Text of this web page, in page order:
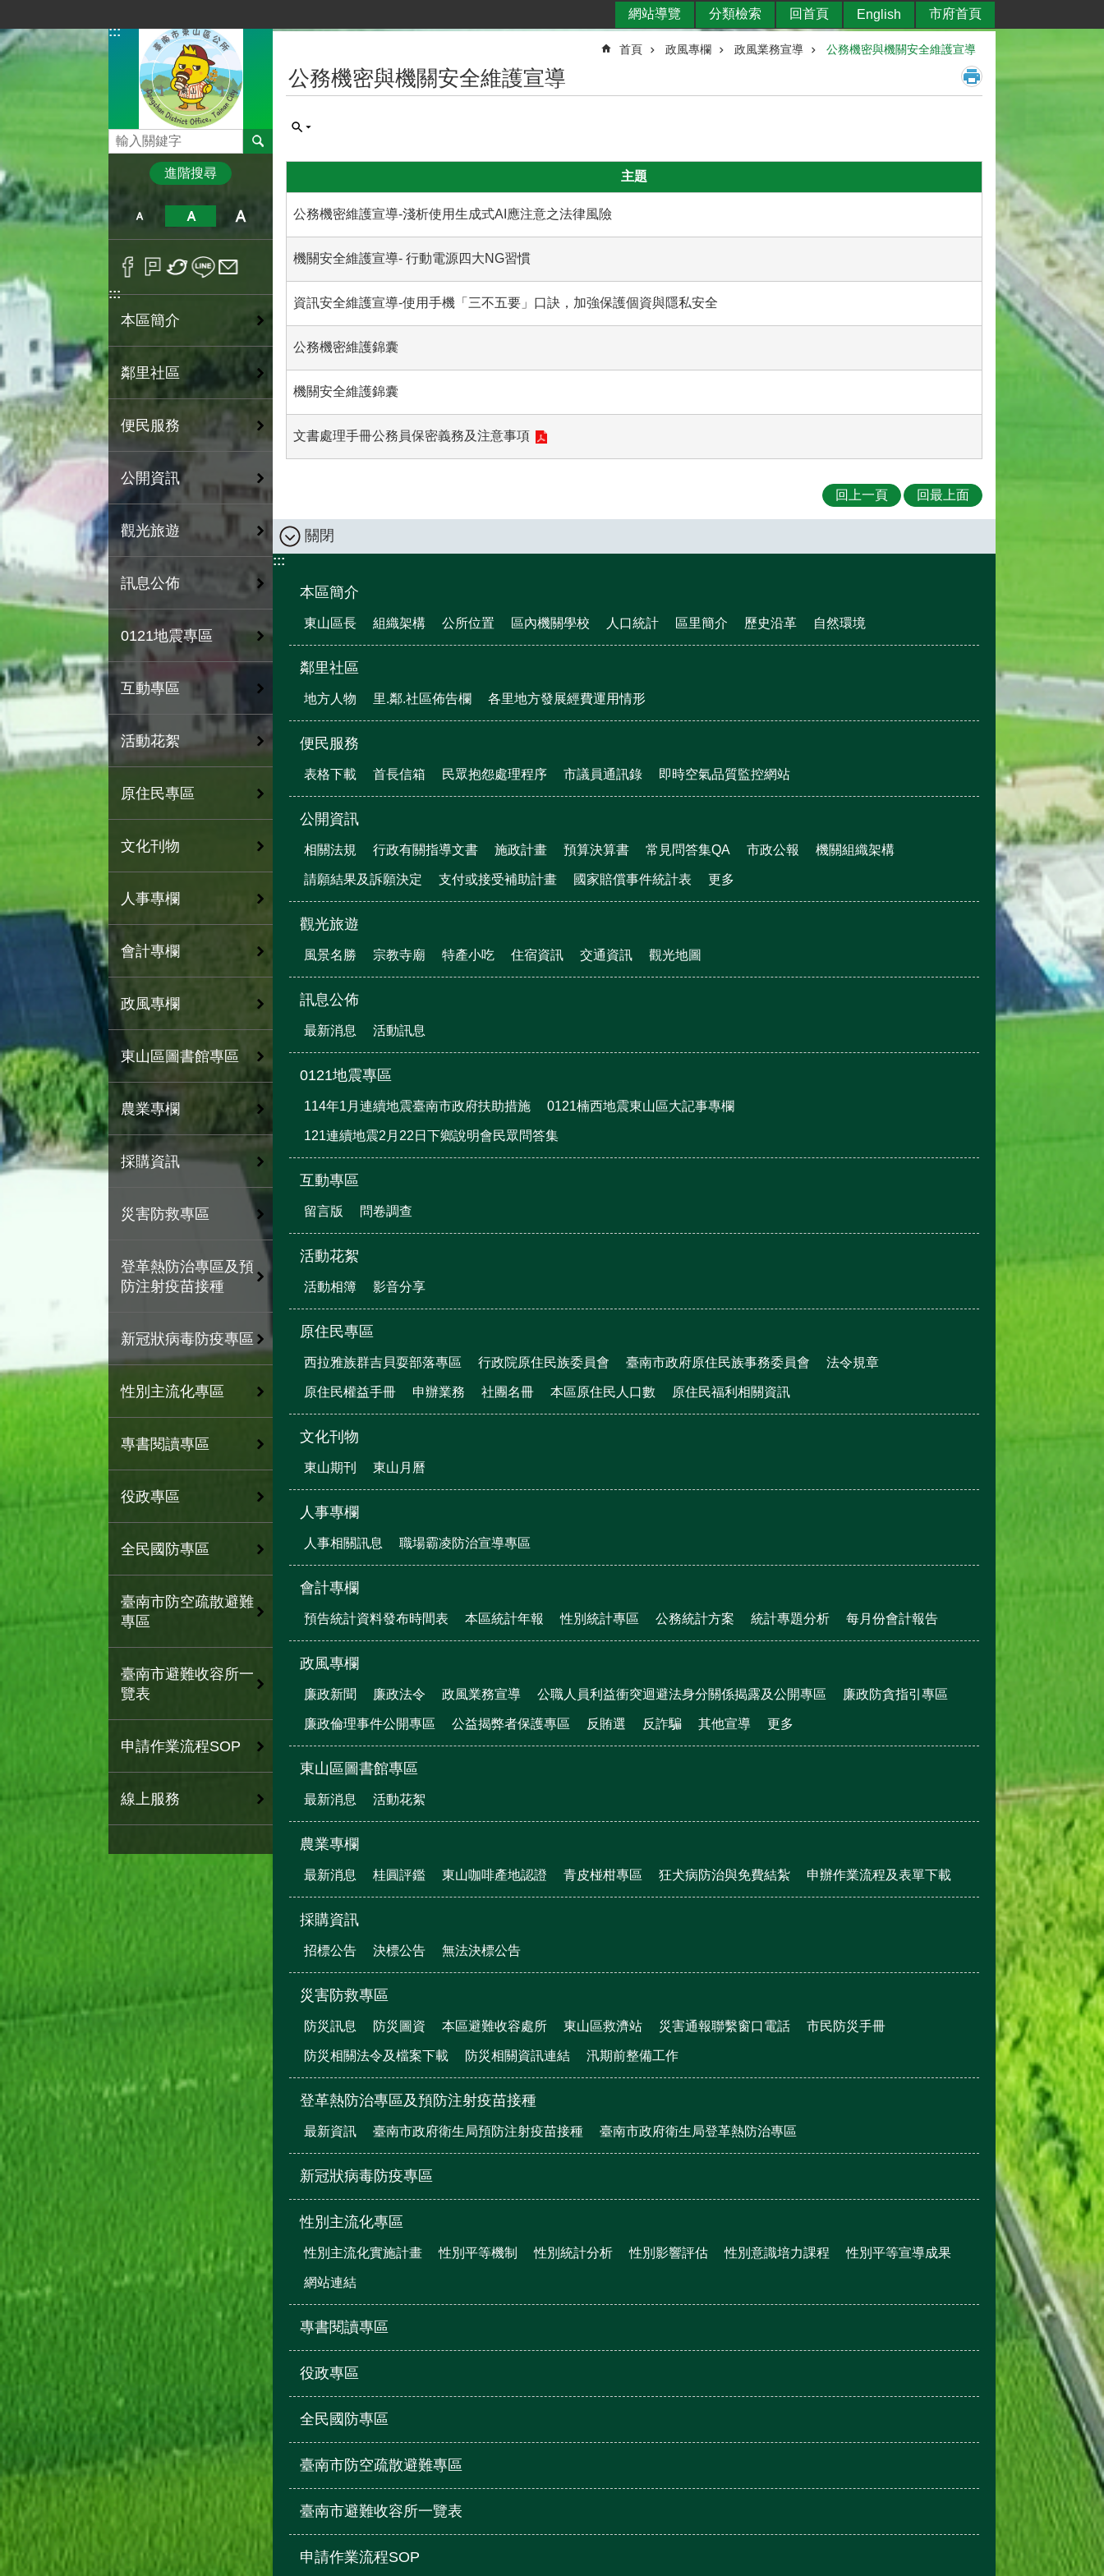
:::
網站導覽 分類檢索 回首頁 English 市府首頁
搜尋
進階搜尋
:::
本區簡介
鄰里社區
便民服務
公開資訊
觀光旅遊
訊息公佈
0121地震專區
互動專區
活動花絮
原住民專區
文化刊物
人事專欄
會計專欄
政風專欄
東山區圖書館專區
農業專欄
採購資訊
災害防救專區
登革熱防治專區及預
防注射疫苗接種
新冠狀病毒防疫專區
性別主流化專區
專書閱讀專區
役政專區
全民國防專區
臺南市防空疏散避難
專區
臺南市避難收容所一
覽表
申請作業流程SOP
線上服務
首頁 政風專欄 政風業務宣導 公務機密與機關安全維護宣導
公務機密與機關安全維護宣導
主題
公務機密維護宣導-淺析使用生成式AI應注意之法律風險
機關安全維護宣導- 行動電源四大NG習慣
資訊安全維護宣導-使用手機「三不五要」口訣，加強保護個資與隱私安全
公務機密維護錦囊
機關安全維護錦囊
文書處理手冊公務員保密義務及注意事項
回上一頁 回最上面
關閉
:::
本區簡介
東山區長 組織架構 公所位置 區內機關學校 人口統計 區里簡介 歷史沿革 自然環境
鄰里社區
地方人物 里.鄰.社區佈告欄 各里地方發展經費運用情形
便民服務
表格下載 首長信箱 民眾抱怨處理程序 市議員通訊錄 即時空氣品質監控網站
公開資訊
相關法規 行政有關指導文書 施政計畫 預算決算書 常見問答集QA 市政公報 機關組織架構
請願結果及訴願決定 支付或接受補助計畫 國家賠償事件統計表 更多
觀光旅遊
風景名勝 宗教寺廟 特產小吃 住宿資訊 交通資訊 觀光地圖
訊息公佈
最新消息 活動訊息
0121地震專區
114年1月連續地震臺南市政府扶助措施 0121楠西地震東山區大記事專欄
121連續地震2月22日下鄉說明會民眾問答集
互動專區
留言版 問卷調查
活動花絮
活動相簿 影音分享
原住民專區
西拉雅族群吉貝耍部落專區 行政院原住民族委員會 臺南市政府原住民族事務委員會 法令規章
原住民權益手冊 申辦業務 社團名冊 本區原住民人口數 原住民福利相關資訊
文化刊物
東山期刊 東山月曆
人事專欄
人事相關訊息 職場霸凌防治宣導專區
會計專欄
預告統計資料發布時間表 本區統計年報 性別統計專區 公務統計方案 統計專題分析 每月份會計報告
政風專欄
廉政新聞 廉政法令 政風業務宣導 公職人員利益衝突迴避法身分關係揭露及公開專區 廉政防貪指引專區
廉政倫理事件公開專區 公益揭弊者保護專區 反賄選 反詐騙 其他宣導 更多
東山區圖書館專區
最新消息 活動花絮
農業專欄
最新消息 桂圓評鑑 東山咖啡產地認證 青皮椪柑專區 狂犬病防治與免費結紮 申辦作業流程及表單下載
採購資訊
招標公告 決標公告 無法決標公告
災害防救專區
防災訊息 防災圖資 本區避難收容處所 東山區救濟站 災害通報聯繫窗口電話 市民防災手冊
防災相關法令及檔案下載 防災相關資訊連結 汛期前整備工作
登革熱防治專區及預防注射疫苗接種
最新資訊 臺南市政府衛生局預防注射疫苗接種 臺南市政府衛生局登革熱防治專區
新冠狀病毒防疫專區
性別主流化專區
性別主流化實施計畫 性別平等機制 性別統計分析 性別影響評估 性別意識培力課程 性別平等宣導成果
網站連結
專書閱讀專區
役政專區
全民國防專區
臺南市防空疏散避難專區
臺南市避難收容所一覽表
申請作業流程SOP